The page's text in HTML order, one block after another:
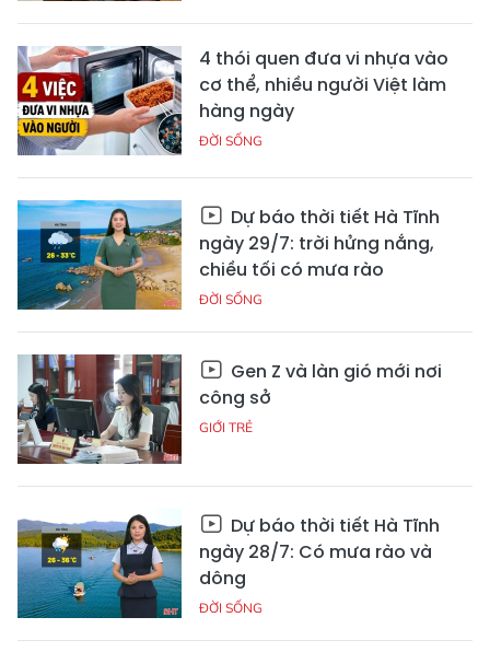
4 thói quen đưa vi nhựa vào
cơ thể, nhiều người Việt làm
hàng ngày
ĐỜI SỐNG
Dự báo thời tiết Hà Tĩnh
ngày 29/7: trời hửng nắng,
chiều tối có mưa rào
ĐỜI SỐNG
Gen Z và làn gió mới nơi
công sở
GIỚI TRẺ
Dự báo thời tiết Hà Tĩnh
ngày 28/7: Có mưa rào và
dông
ĐỜI SỐNG